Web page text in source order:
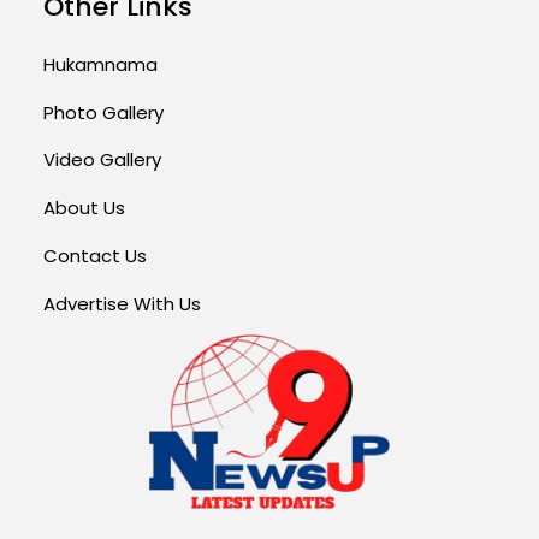
Hukamnama
Photo Gallery
Video Gallery
About Us
Contact Us
Advertise With Us